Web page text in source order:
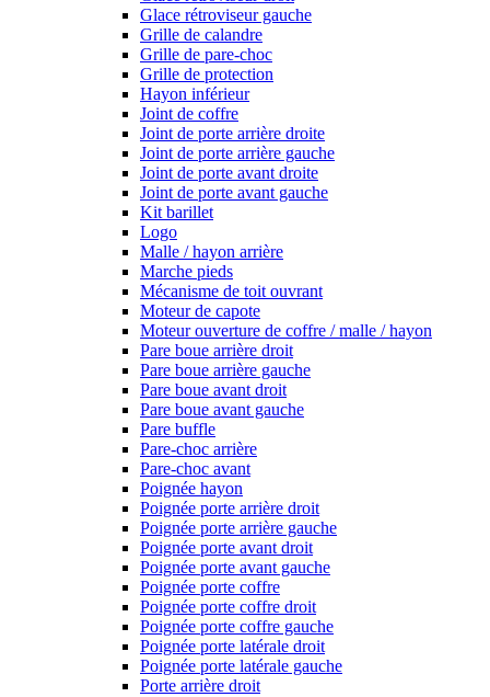
Glace rétroviseur gauche
Grille de calandre
Grille de pare-choc
Grille de protection
Hayon inférieur
Joint de coffre
Joint de porte arrière droite
Joint de porte arrière gauche
Joint de porte avant droite
Joint de porte avant gauche
Kit barillet
Logo
Malle / hayon arrière
Marche pieds
Mécanisme de toit ouvrant
Moteur de capote
Moteur ouverture de coffre / malle / hayon
Pare boue arrière droit
Pare boue arrière gauche
Pare boue avant droit
Pare boue avant gauche
Pare buffle
Pare-choc arrière
Pare-choc avant
Poignée hayon
Poignée porte arrière droit
Poignée porte arrière gauche
Poignée porte avant droit
Poignée porte avant gauche
Poignée porte coffre
Poignée porte coffre droit
Poignée porte coffre gauche
Poignée porte latérale droit
Poignée porte latérale gauche
Porte arrière droit